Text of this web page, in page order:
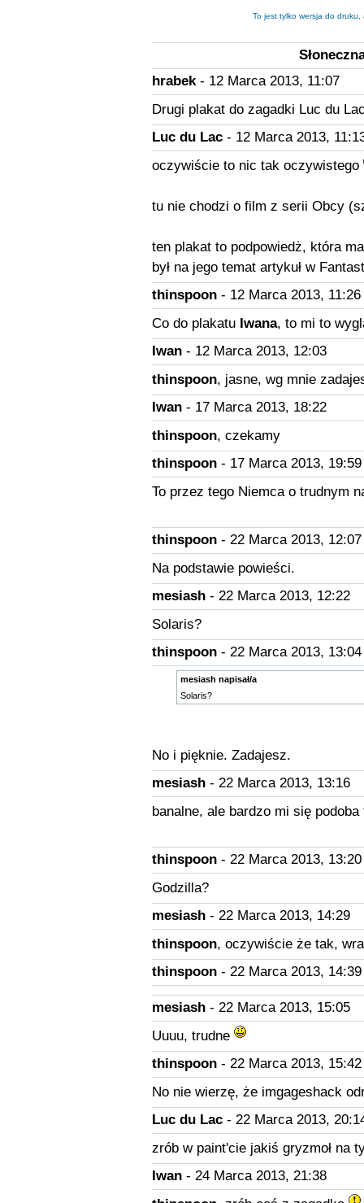
To jest tylko wersja do druku,
hrabek- 12 Marca 2013, 11:07
Drugi plakat do zagadki Luc du
Luc du Lac- 12 Marca 2013,
oczywiście to nic tak oczywistego
tu nie chodzi o film z serii Obcy
ten plakat to podpowiedż, która
był na jego temat artykuł w
thinspoon- 12 Marca 2013, 11:26
Co do plakatu Iwana, to mi to
Iwan- 12 Marca 2013, 12:03
thinspoon, jasne, wg mnie
Iwan- 17 Marca 2013, 18:22
thinspoon, czekamy
thinspoon- 17 Marca 2013, 19:59
To przez tego Niemca o trudnym
thinspoon- 22 Marca 2013, 12:07
Na podstawie powieści.
mesiash- 22 Marca 2013, 12:22
Solaris?
thinspoon- 22 Marca 2013, 13:04
mesiash napisał/a
Solaris?
No i pięknie. Zadajesz.
mesiash- 22 Marca 2013, 13:16
banalne, ale bardzo mi się podoba
thinspoon- 22 Marca 2013, 13:20
Godzilla?
mesiash- 22 Marca 2013, 14:29
thinspoon, oczywiście że tak,
thinspoon- 22 Marca 2013, 14:39
mesiash- 22 Marca 2013, 15:05
Uuuu, trudne
thinspoon- 22 Marca 2013, 15:42
No nie wierzę, że imgageshack
Luc du Lac- 22 Marca 2013,
zrób w paint'cie jakiś gryzmoł na
Iwan- 24 Marca 2013, 21:38